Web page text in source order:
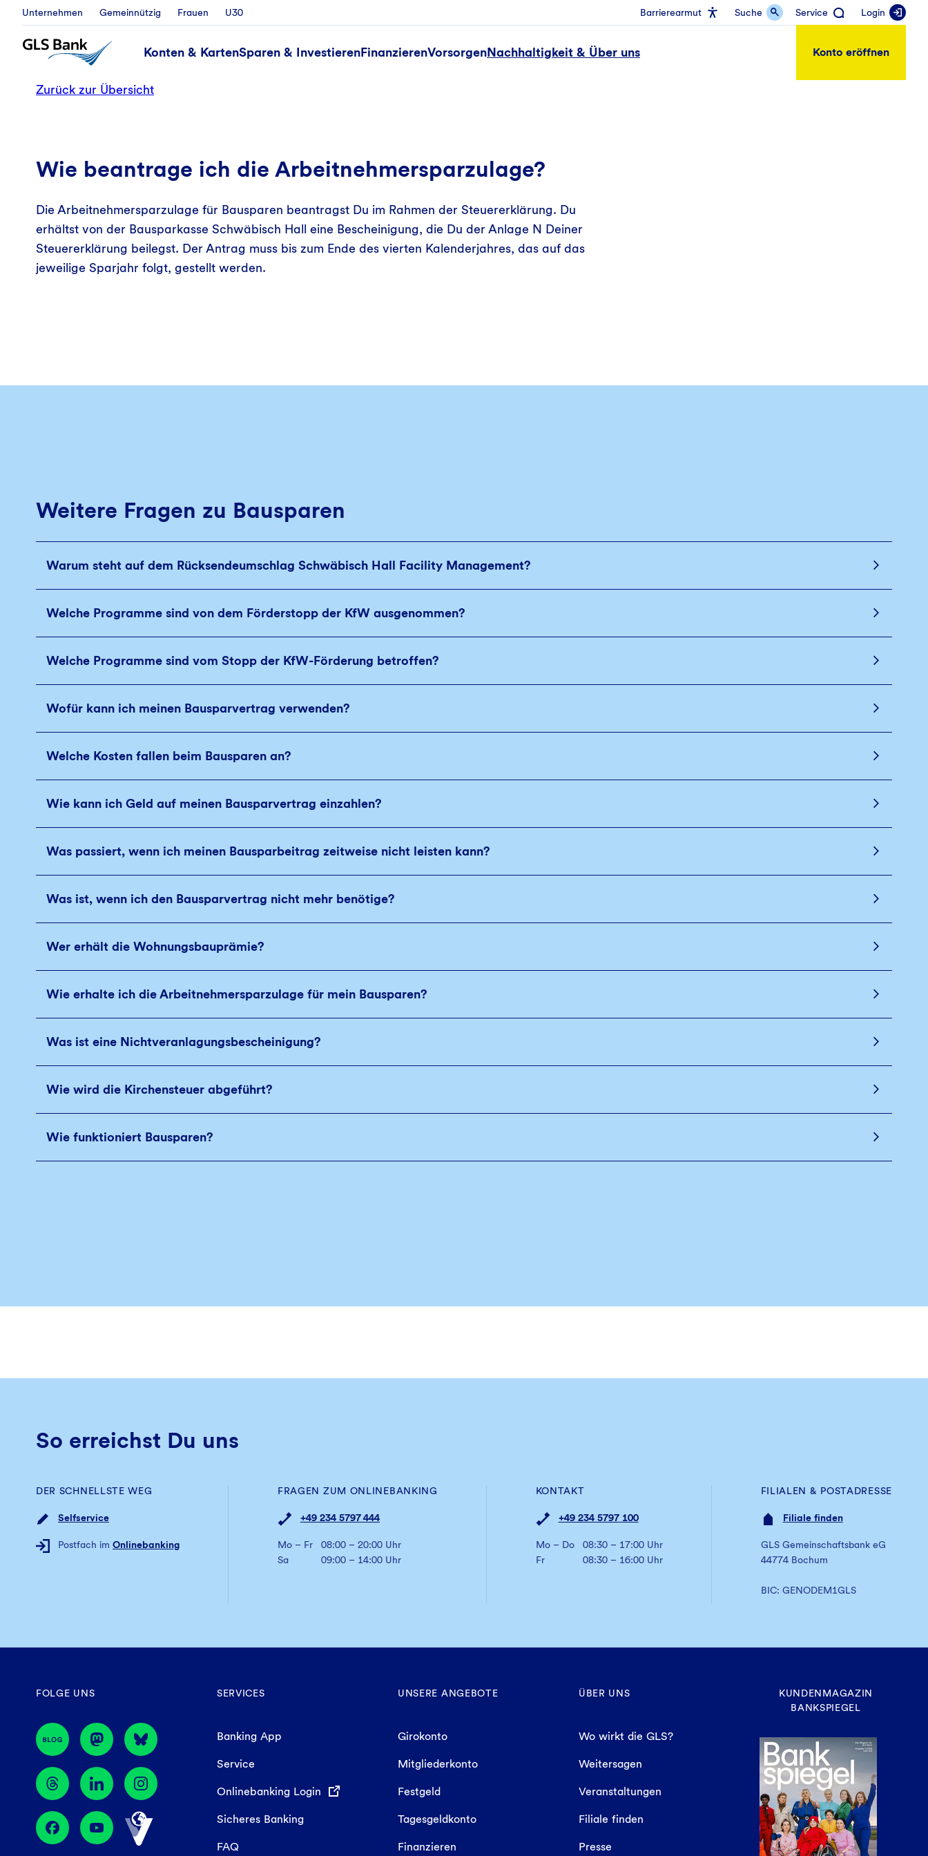
Unternehmen Gemeinnützig Frauen U30 Barrierearmut Suche Service Login
Konten & KartenSparen & InvestierenFinanzierenVorsorgenNachhaltigkeit & Über uns Konto eröffnen
Zurück zur Übersicht
Wie beantrage ich die Arbeitnehmersparzulage?
Die Arbeitnehmersparzulage für Bausparen beantragst Du im Rahmen der Steuererklärung. Du
erhältst von der Bausparkasse Schwäbisch Hall eine Bescheinigung, die Du der Anlage N Deiner
Steuererklärung beilegst. Der Antrag muss bis zum Ende des vierten Kalenderjahres, das auf das
jeweilige Sparjahr folgt, gestellt werden.
Weitere Fragen zu Bausparen
Warum steht auf dem Rücksendeumschlag Schwäbisch Hall Facility Management?
Welche Programme sind von dem Förderstopp der KfW ausgenommen?
Welche Programme sind vom Stopp der KfW-Förderung betroffen?
Wofür kann ich meinen Bausparvertrag verwenden?
Welche Kosten fallen beim Bausparen an?
Wie kann ich Geld auf meinen Bausparvertrag einzahlen?
Was passiert, wenn ich meinen Bausparbeitrag zeitweise nicht leisten kann?
Was ist, wenn ich den Bausparvertrag nicht mehr benötige?
Wer erhält die Wohnungsbauprämie?
Wie erhalte ich die Arbeitnehmersparzulage für mein Bausparen?
Was ist eine Nichtveranlagungsbescheinigung?
Wie wird die Kirchensteuer abgeführt?
Wie funktioniert Bausparen?
So erreichst Du uns
DER SCHNELLSTE WEG
Selfservice
Postfach im Onlinebanking
FRAGEN ZUM ONLINEBANKING
+49 234 5797 444
Mo – Fr
08:00 – 20:00 Uhr
Sa
09:00 – 14:00 Uhr
KONTAKT
+49 234 5797 100
Mo – Do
08:30 – 17:00 Uhr
Fr
08:30 – 16:00 Uhr
FILIALEN & POSTADRESSE
Filiale finden
GLS Gemeinschaftsbank eG
44774 Bochum
BIC: GENODEM1GLS
FOLGE UNS SERVICES
Banking App
Service
Onlinebanking Login
Sicheres Banking
FAQ
UNSERE ANGEBOTE
Girokonto
Mitgliederkonto
Festgeld
Tagesgeldkonto
Finanzieren
ÜBER UNS
Wo wirkt die GLS?
Weitersagen
Veranstaltungen
Filiale finden
Presse
KUNDENMAGAZIN
BANKSPIEGEL